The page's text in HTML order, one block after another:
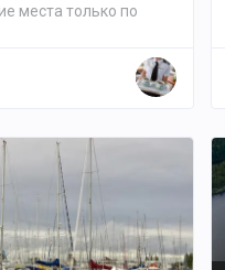
места только по